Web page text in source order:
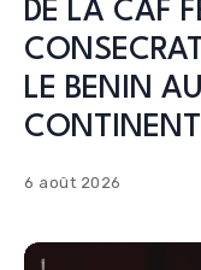
DE LA CAF
LE BENIN
6 août 2026